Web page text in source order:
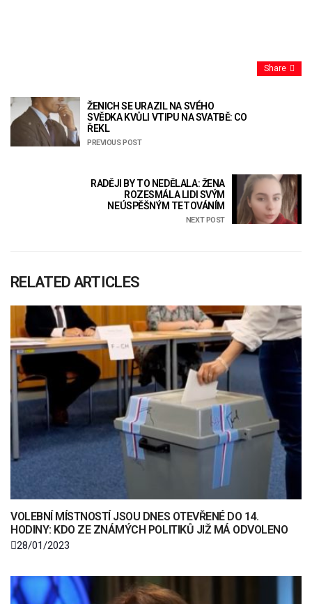
Share
ŽENICH SE URAZIL NA SVÉHO
SVĚDKA KVŮLI VTIPU NA SVATBĚ: CO
ŘEKL
PREVIOUS POST
RADĚJI BY TO NEDĚLALA: ŽENA
ROZESMÁLA LIDI SVÝM
NEÚSPĚŠNÝM TETOVÁNÍM
NEXT POST
RELATED ARTICLES
VOLEBNÍ MÍSTNOSTÍ JSOU DNES OTEVŘENÉ DO 14.
HODINY: KDO ZE ZNÁMÝCH POLITIKŮ JIŽ MÁ ODVOLENO
28/01/2023